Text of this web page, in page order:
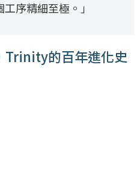
序精細至極。」
Trinity的百年進化史